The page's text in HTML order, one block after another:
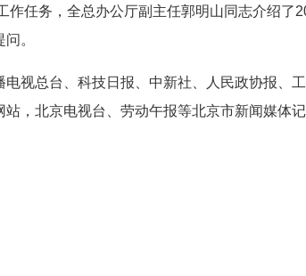
作任务，全总办公厅副主任郭明山同志介绍了
。
总台、科技日报、中新社、人民政协报、
，北京电视台、劳动午报等北京市新闻媒体